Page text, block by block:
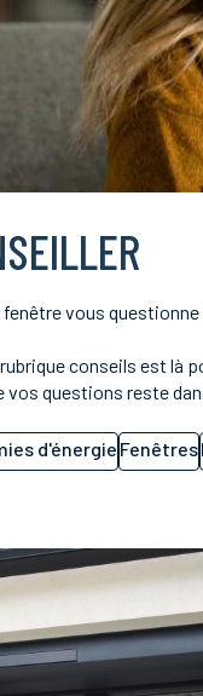
vous
conseils est là
vos questions reste
d'énergie Fenêtres